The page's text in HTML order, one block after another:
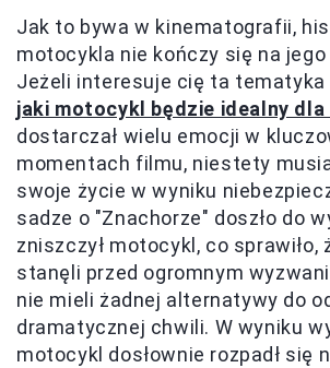
Jak to bywa w kinematografii,
motocykla nie kończy się na jego
Jeżeli interesuje cię ta tematyka
jaki motocykl będzie idealny dla
dostarczał wielu emocji w
momentach filmu, niestety
swoje życie w wyniku
sadze o "Znachorze" doszło do
zniszczył motocykl, co sprawiło,
stanęli przed ogromnym
nie mieli żadnej alternatywy do
dramatycznej chwili. W wyniku
motocykl dosłownie rozpadł się